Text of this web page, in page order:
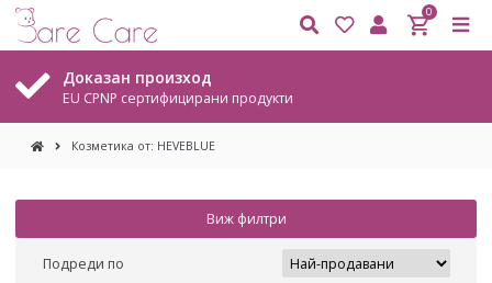
0
Доказан произход
EU CPNP сертифицирани продукти
Козметика от: HEVEBLUE
Виж филтри
Подреди по